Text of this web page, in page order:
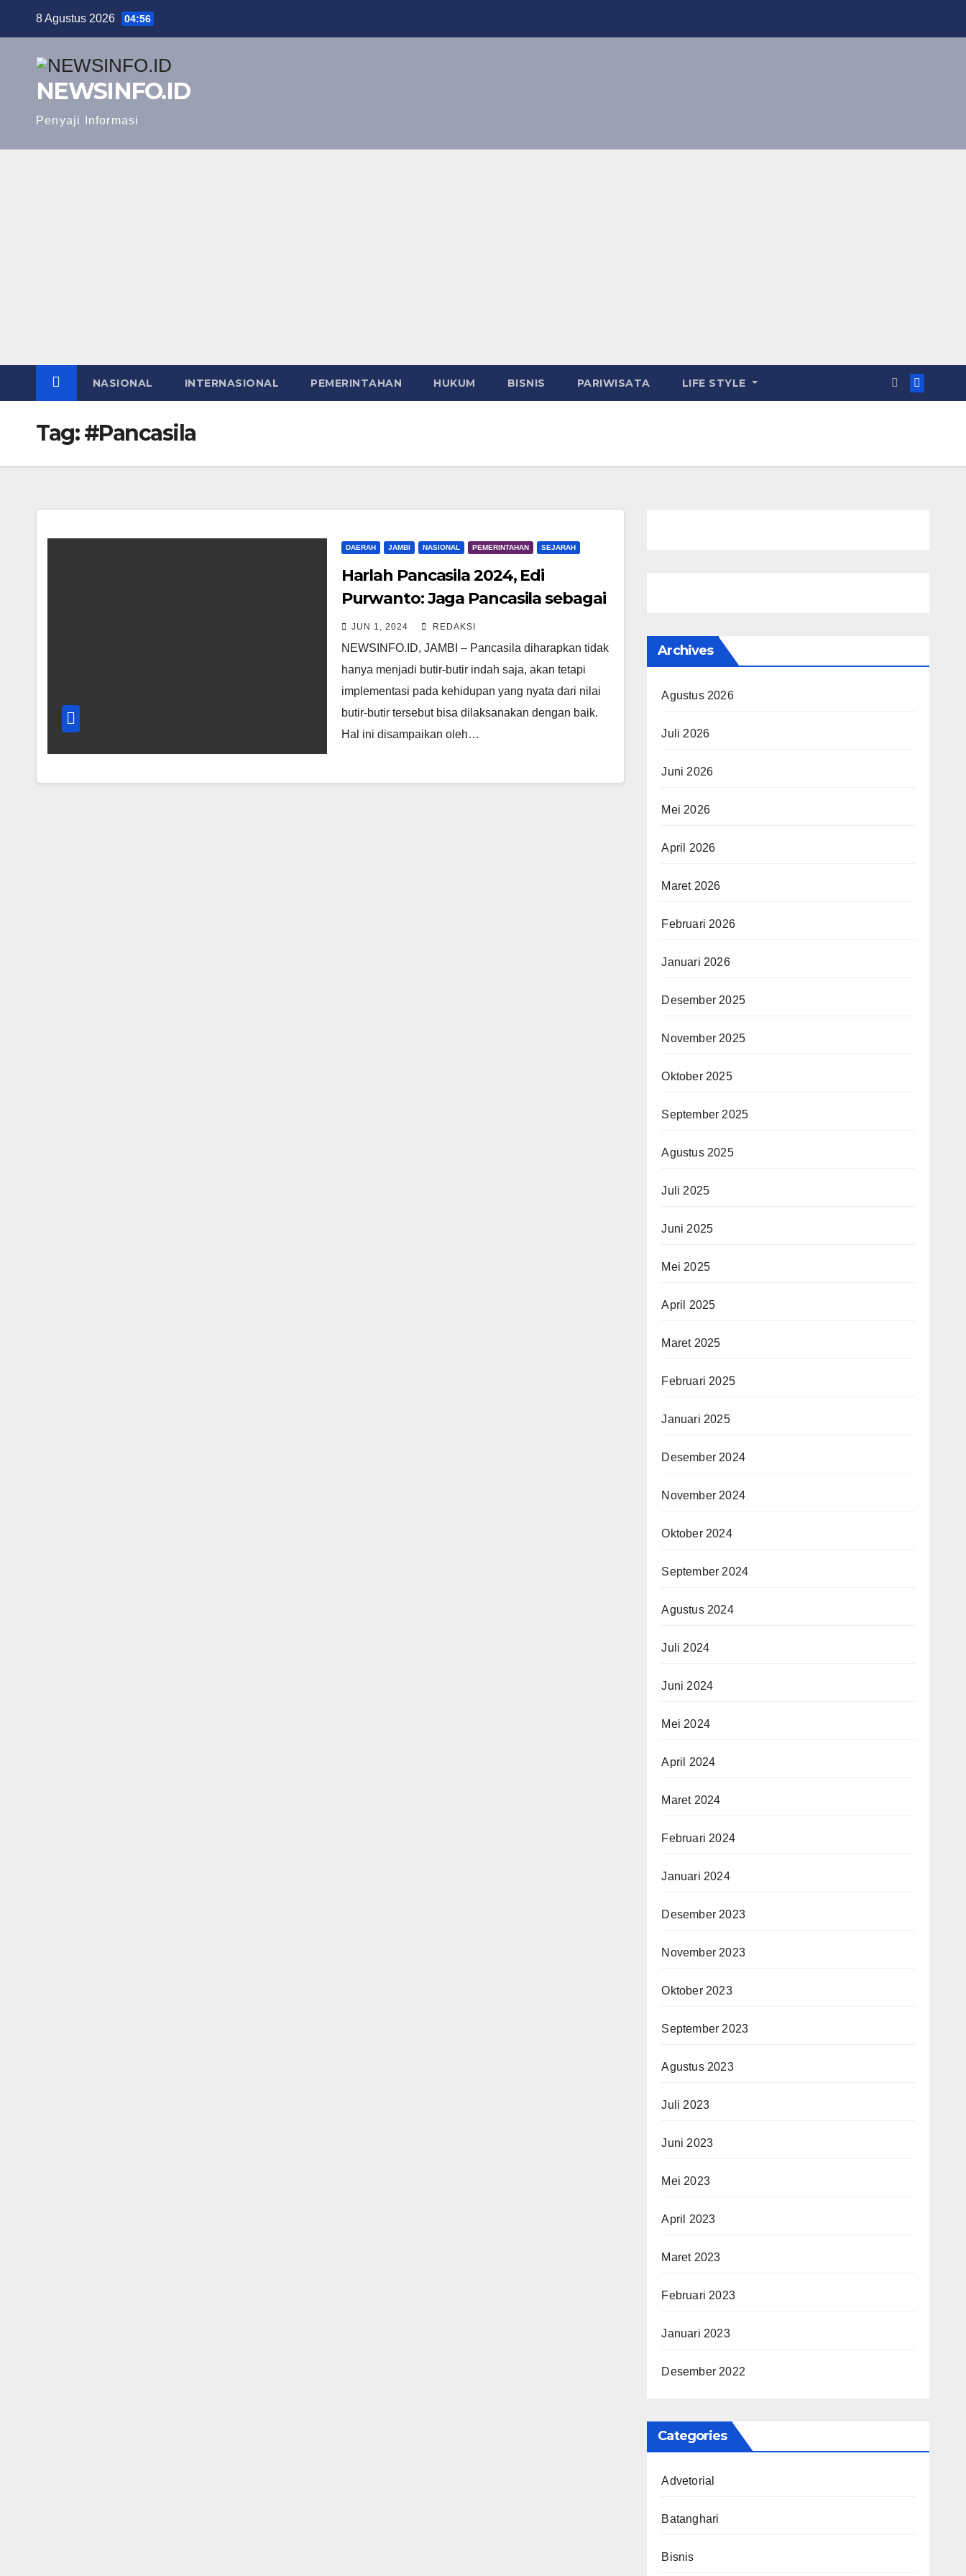
8 Agustus 2026 04:56
NEWSINFO.ID
Penyaji Informasi
NASIONAL INTERNASIONAL PEMERINTAHAN HUKUM BISNIS PARIWISATA LIFE STYLE
Tag:#Pancasila
DAERAH JAMBI NASIONAL PEMERINTAHAN SEJARAH
Harlah Pancasila 2024, Edi
Purwanto: Jaga Pancasila sebagai
Philosophische Grondslag
JUN 1, 2024 REDAKSI
NEWSINFO.ID, JAMBI – Pancasila diharapkan tidak
hanya menjadi butir-butir indah saja, akan tetapi
implementasi pada kehidupan yang nyata dari nilai
butir-butir tersebut bisa dilaksanakan dengan baik.
Hal ini disampaikan oleh…
Archives
Agustus 2026
Juli 2026
Juni 2026
Mei 2026
April 2026
Maret 2026
Februari 2026
Januari 2026
Desember 2025
November 2025
Oktober 2025
September 2025
Agustus 2025
Juli 2025
Juni 2025
Mei 2025
April 2025
Maret 2025
Februari 2025
Januari 2025
Desember 2024
November 2024
Oktober 2024
September 2024
Agustus 2024
Juli 2024
Juni 2024
Mei 2024
April 2024
Maret 2024
Februari 2024
Januari 2024
Desember 2023
November 2023
Oktober 2023
September 2023
Agustus 2023
Juli 2023
Juni 2023
Mei 2023
April 2023
Maret 2023
Februari 2023
Januari 2023
Desember 2022
Categories
Advetorial
Batanghari
Bisnis